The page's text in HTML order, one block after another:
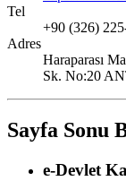
Tel
+90 (326)
Adres
Haraparası
Sk. No:20
Sayfa Sonu
e-Devlet